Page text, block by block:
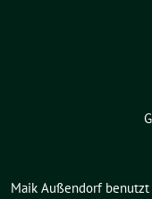
Maik Außendorf benutzt